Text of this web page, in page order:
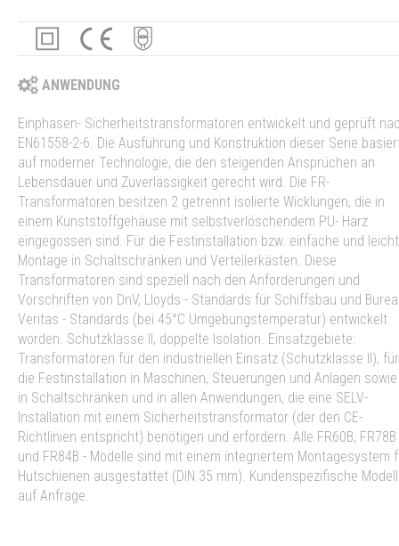
ANWENDUNG
Einphasen- Sicherheitstransformatoren entwickelt und geprüft
EN61558-2-6. Die Ausführung und Konstruktion dieser Serie
auf moderner Technologie, die den steigenden Ansprüchen an
Lebensdauer und Zuverlässigkeit gerecht wird. Die FR-
Transformatoren besitzen 2 getrennt isolierte Wicklungen, die in
einem Kunststoffgehäuse mit selbstverlöschendem PU- Harz
eingegossen sind. Für die Festinstallation bzw. einfache und
Montage in Schaltschränken und Verteilerkästen. Diese
Transformatoren sind speziell nach den Anforderungen und
Vorschriften von DnV, Lloyds - Standards für Schiffsbau und
Veritas - Standards (bei 45°C Umgebungstemperatur) entwickelt
worden. Schutzklasse II, doppelte Isolation. Einsatzgebiete:
Transformatoren für den industriellen Einsatz (Schutzklasse II), für
die Festinstallation in Maschinen, Steuerungen und Anlagen sowie
in Schaltschränken und in allen Anwendungen, die eine SELV-
Installation mit einem Sicherheitstransformator (der den CE-
Richtlinien entspricht) benötigen und erfordern. Alle FR60B, FR78B
und FR84B - Modelle sind mit einem integriertem Montagesystem
Hutschienen ausgestattet (DIN 35 mm). Kundenspezifische
auf Anfrage.